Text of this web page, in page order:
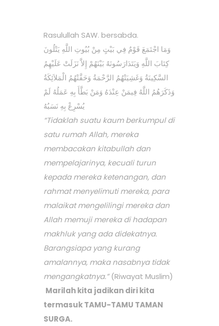
Rasulullah SAW. bersabda.
وَمَا اجْتَمَعَ قَوْمٌ فِي بَيْتٍ مِنْ بُيُوتِ اللَّهِ يَتْلُونَ
كِتَابَ اللَّهِ وَيَتَدَارَسُونَهُ بَيْنَهُمْ إِلاَّ نَزَلَتْ عَلَيْهِمُ
السَّكِينَةُ وَغَشِيَتْهُمُ الرَّحْمَةُ وَحَفَّتْهُمُ الْمَلاَئِكَةُ
وَذَكَرَهُمُ اللَّهُ فِيمَنْ عِنْدَهُ وَمَنْ بَطَّأَ بِهِ عَمَلُهُ لَمْ
يُسْرِعْ بِهِ نَسَبُهُ
“Tidaklah suatu kaum berkumpul di
satu rumah Allah, mereka
membacakan kitabullah dan
mempelajarinya, kecuali turun
kepada mereka ketenangan, dan
rahmat menyelimuti mereka, para
malaikat mengelilingi mereka dan
Allah memuji mereka di hadapan
makhluk yang ada didekatnya.
Barangsiapa yang kurang
amalannya, maka nasabnya tidak
mengangkatnya.”(Riwayat Muslim)
Marilah kita jadikan diri kita
termasuk TAMU-TAMU TAMAN
SURGA.